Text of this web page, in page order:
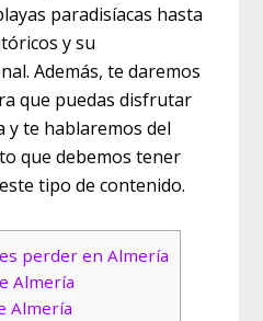
paradisíacas hasta
y su
Además, te daremos
que puedas disfrutar
y te hablaremos del
que debemos tener
tipo de contenido.
perder en Almería
Almería
Almería